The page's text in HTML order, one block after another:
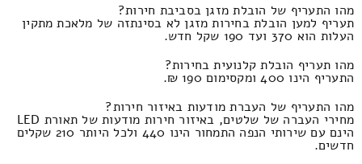
מהו התעריף של הובלת מזגן בסביבת חירות?
תעריף למען הובלת בחירות מזגן לא בסינתזה של מלאכת מתקין
העלות הוא 370 ועד 190 שקל חדש.
מהו תעריף הובלת קלנועית בחירות?
התעריף הינו 400 ומקסימום 190 ₪.
מהו התעריף של העברת מודעות באיזור חירות?
מחירי העברה של שלטים, באיזור חירות מודעות של תאורת LED
הינם עם שירותי הנפה התמחור הינו 440 ולכל היותר 210 שקלים
חדשים.